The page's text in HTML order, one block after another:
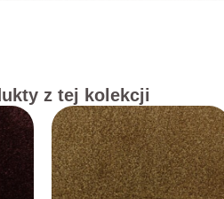
z tej kolekcji